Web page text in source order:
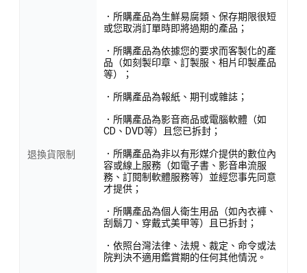
退換貨限制
．所購產品為生鮮易腐類、保存期限很短
或您取消訂單時即將過期的產品；
．所購產品為依據您的要求而客製化的產
品（如刻製印章、訂製服、相片印製產品
等）；
．所購產品為報紙、期刊或雜誌；
．所購產品為影音商品或電腦軟體（如
CD、DVD等）且您已拆封；
．所購產品為非以有形媒介提供的數位內
容或線上服務（如電子書、影音串流服
務、訂閱制軟體服務等）並經您事先同意
才提供；
．所購產品為個人衛生用品（如內衣褲、
刮鬍刀、穿戴式美甲等）且已拆封；
．依照台灣法律、法規、裁定、命令或法
院判決不適用鑑賞期的任何其他情況。